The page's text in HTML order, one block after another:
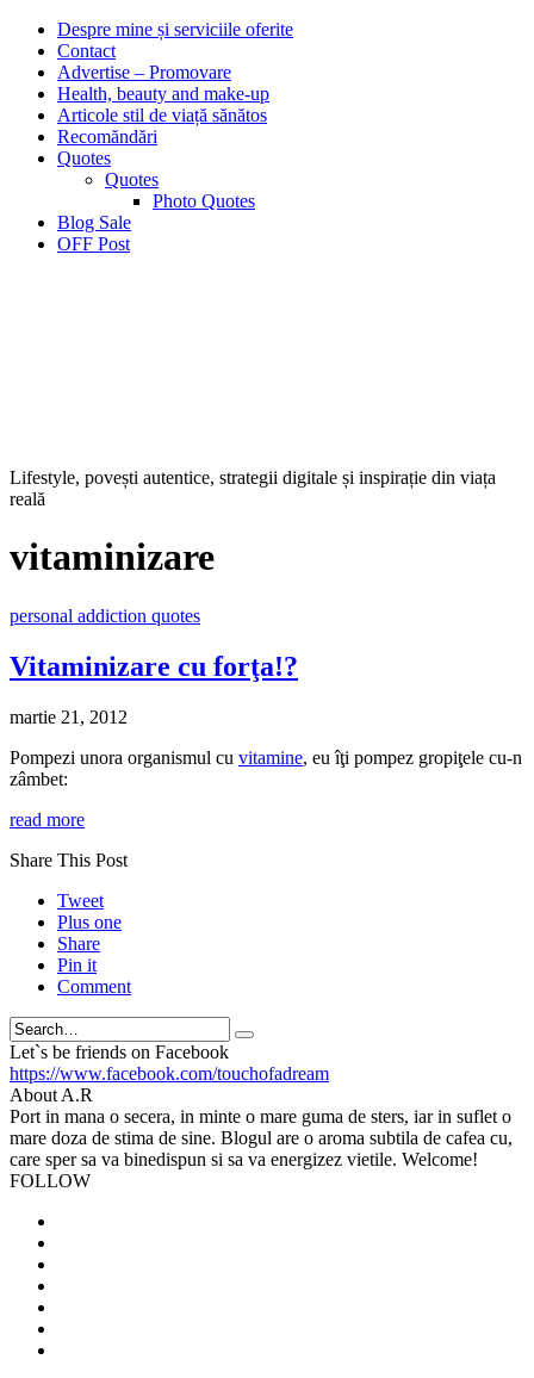
Despre mine și serviciile oferite
Contact
Advertise – Promovare
Health, beauty and make-up
Articole stil de viață sănătos
Recomăndări
Quotes
Quotes
Photo Quotes
Blog Sale
OFF Post
Lifestyle, povești autentice, strategii digitale și inspirație din viața
reală
vitaminizare
personal addiction quotes
Vitaminizare cu forţa!?
martie 21, 2012
Pompezi unora organismul cu vitamine, eu îţi pompez gropiţele cu-n
zâmbet:
read more
Share This Post
Tweet
Plus one
Share
Pin it
Comment
Search
Let`s be friends on Facebook
https://www.facebook.com/touchofadream
About A.R
Port in mana o secera, in minte o mare guma de sters, iar in suflet o
mare doza de stima de sine. Blogul are o aroma subtila de cafea cu,
care sper sa va binedispun si sa va energizez vietile. Welcome!
FOLLOW